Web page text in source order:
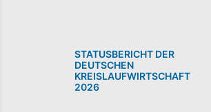
STATUSBERICHT DER
DEUTSCHEN
KREISLAUFWIRTSCHAFT
2026